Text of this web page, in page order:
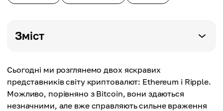
Зміст
Сьогодні ми розглянемо двох яскравих
представників світу криптовалют: Ethereum і Ripple.
Можливо, порівняно з Bitcoin, вони здаються
незначними, але вже справляють сильне враження